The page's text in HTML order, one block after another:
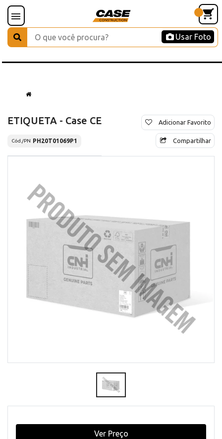
Usar Foto
ETIQUETA - Case CE
Cód./PN PH20T01069P1
Adicionar Favorito
Compartilhar
Ver Preço